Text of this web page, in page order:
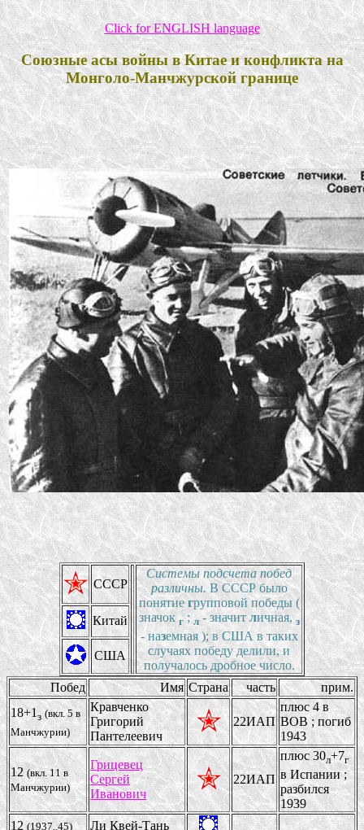
Click for ENGLISH language
Союзные асы войны в Китае и конфликта на
Монголо-Манчжурской границе
СССР
Системы подсчета побед
различны. В СССР было
понятиегрупповой победы (
значокг;л- значитличная,з
- наземная ); в США в таких
случаях победу делили, и
получалось дробное число.
Китай
США
Побед Имя Страна часть
прим.
18+1з (вкл. 5 в
Манчжурии)
Кравченко
Григорий
Пантелеевич
22ИАП
плюс 4 в
ВОВ ; погиб
1943
12(вкл. 11 в
Манчжурии)
Грицевец
Сергей
Иванович
22ИАП
плюс 30л+7г
в Испании ;
разбился
1939
12(1937..45) Ли Квей-Тань